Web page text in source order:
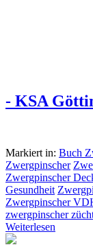
- KSA
Markiert in: Buch
Zwergpinscher
Zwergpinscher
Gesundheit
Zwergpinscher
zwergpinscher
Weiterlesen